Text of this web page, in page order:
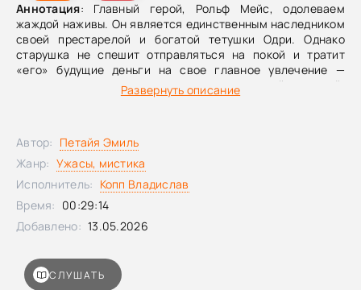
Аннотация: Главный герой, Рольф Мейс, одолеваем
жаждой наживы. Он является единственным наследником
своей престарелой и богатой тетушки Одри. Однако
старушка не спешит отправляться на покой и тратит
«его» будущие деньги на свое главное увлечение —
коллекционирование пластинок с камерной музыкой.
Чтобы ускорить получение наследства, Рольф решает
способна стать орудием возмездия, принимая пугающие
и необъяснимые формы.
Развернуть описание
СЛУШАТЬ
Автор: Петайя Эмиль
Жанр: Ужасы, мистика
Исполнитель: Копп Владислав
Время: 00:29:14
Добавлено: 13.05.2026